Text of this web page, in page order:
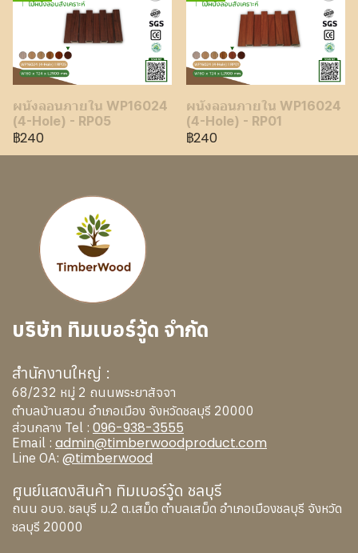
ผนังลอนภายใน WP16024
(4-Hole) - RP05
฿240
ผนังลอนภายใน WP16024
(4-Hole) - RP01
฿240
บริษัท ทิมเบอร์วู้ด จำกัด
สำนักงานใหญ่ :
68/232 หมู่ 2 ถนนพระยาสัจจา
ตำบลบ้านสวน อำเภอเมือง จังหวัดชลบุรี 20000
ส่วนกลาง Tel : 096-938-3555
Email : admin@timberwoodproduct.com
Line OA: @timberwood
ศูนย์แสดงสินค้า ทิมเบอร์วู้ด ชลบุรี
ถนน อบจ. ชลบุรี ม.2 ต.เสม็ด ตำบลเสม็ด อำเภอเมืองชลบุรี จังหวัด
ชลบุรี 20000